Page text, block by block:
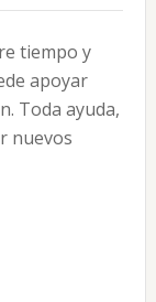
tiempo y
apoyar
Toda ayuda,
nuevos